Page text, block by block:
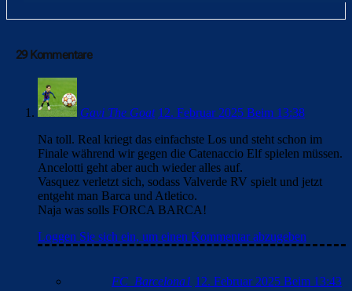
29 Kommentare
Gavi The Goat 12. Februar 2025 Beim 13:38
Na toll. Real kriegt das einfachste Los und steht schon im
Finale während wir gegen die Catenaccio Elf spielen müssen.
Ancelotti geht aber auch wieder alles auf.
Vasquez verletzt sich, sodass Valverde RV spielt und jetzt
entgeht man Barca und Atletico.
Naja was solls FORCA BARCA!
Loggen Sie sich ein, um einen Kommentar abzugeben
FC_Barcelona1 12. Februar 2025 Beim 13:43